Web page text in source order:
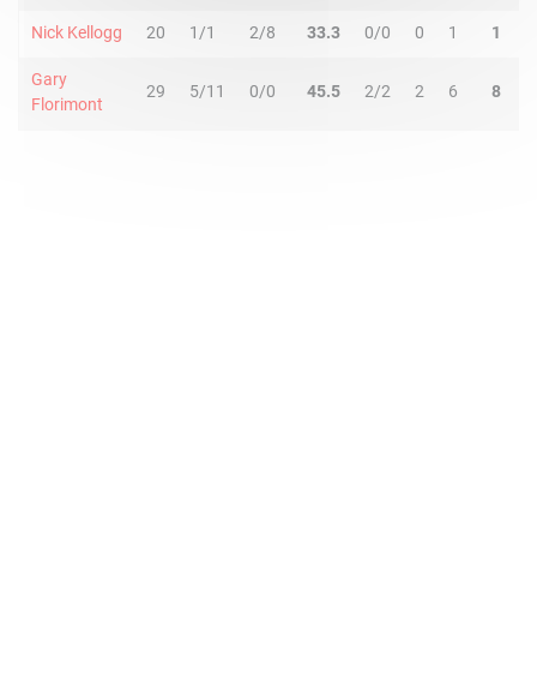
Nick Kellogg 20 1/1 2/8 33.3 0/0 0 1 1
Gary
Florimont
29 5/11 0/0 45.5 2/2 2 6 8